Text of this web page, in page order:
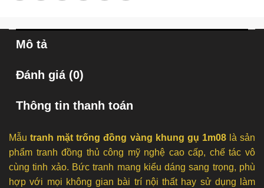
Mô tả
Đánh giá (0)
Thông tin thanh toán
Mẫu tranh mặt trống đồng vàng khung gụ 1m08là sản
phẩm tranh đồng thủ công mỹ nghệ cao cấp, chế tác vô
cùng tinh xảo. Bức tranh mang kiểu dáng sang trọng, phù
hợp với mọi không gian bài trí nội thất hay sử dụng làm